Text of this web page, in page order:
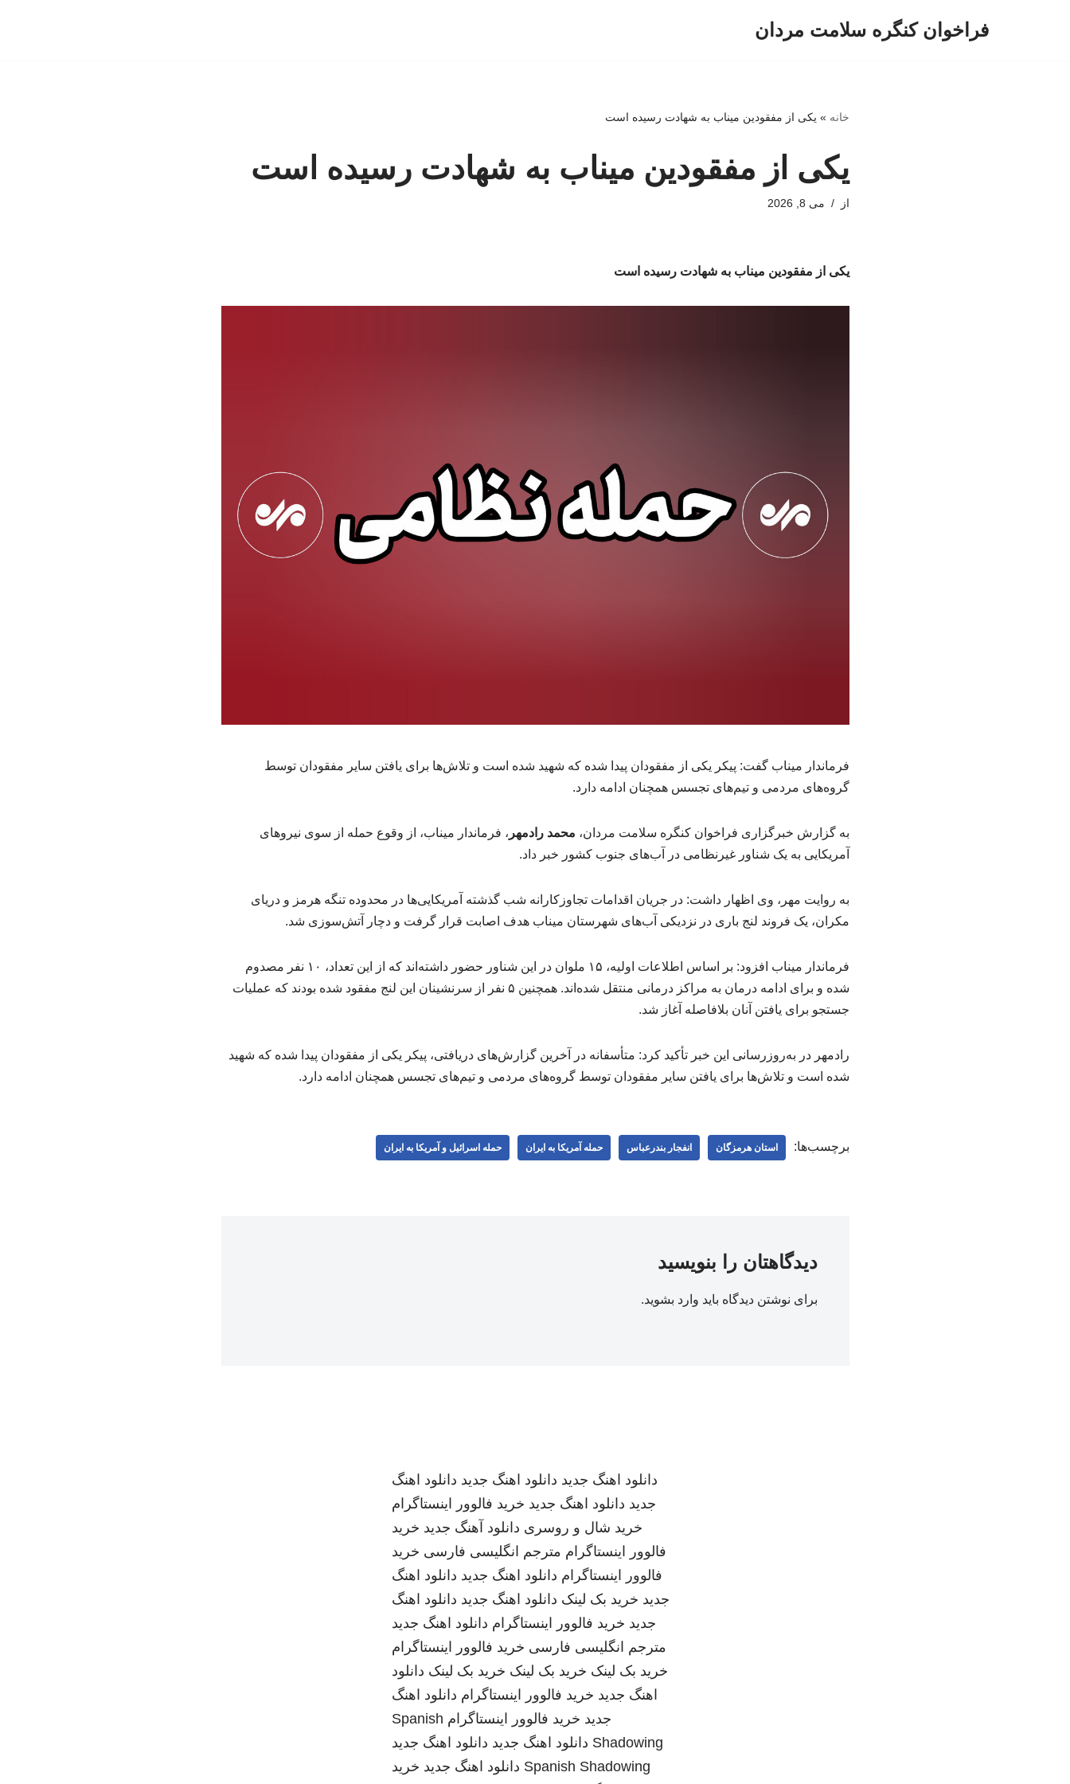
فراخوان کنگره سلامت مردان
خانه » یکی از مفقودین میناب به شهادت رسیده است
یکی از مفقودین میناب به شهادت رسیده است
از می 8, 2026
یکی از مفقودین میناب به شهادت رسیده است
فرماندار میناب گفت: پیکر یکی از مفقودان پیدا شده که شهید شده است و تلاش‌ها برای یافتن سایر مفقودان توسط
گروه‌های مردمی و تیم‌های تجسس همچنان ادامه دارد.
به گزارش خبرگزاری فراخوان کنگره سلامت مردان، محمد رادمهر ، فرماندار میناب، از وقوع حمله از سوی نیروهای
آمریکایی به یک شناور غیرنظامی در آب‌های جنوب کشور خبر داد.
به روایت مهر، وی اظهار داشت: در جریان اقدامات تجاوزکارانه شب گذشته آمریکایی‌ها در محدوده تنگه هرمز و دریای
مکران، یک فروند لنج باری در نزدیکی آب‌های شهرستان میناب هدف اصابت قرار گرفت و دچار آتش‌سوزی شد.
فرماندار میناب افزود: بر اساس اطلاعات اولیه، ۱۵ ملوان در این شناور حضور داشته‌اند که از این تعداد، ۱۰ نفر مصدوم
شده و برای ادامه درمان به مراکز درمانی منتقل شده‌اند. همچنین ۵ نفر از سرنشینان این لنج مفقود شده بودند که عملیات
جستجو برای یافتن آنان بلافاصله آغاز شد.
رادمهر در به‌روزرسانی این خبر تأکید کرد: متأسفانه در آخرین گزارش‌های دریافتی، پیکر یکی از مفقودان پیدا شده که شهید
شده است و تلاش‌ها برای یافتن سایر مفقودان توسط گروه‌های مردمی و تیم‌های تجسس همچنان ادامه دارد.
برچسب‌ها: استان هرمزگان انفجار بندرعباس حمله آمریکا به ایران حمله اسرائیل و آمریکا به ایران
دیدگاهتان را بنویسید
برای نوشتن دیدگاه باید وارد بشوید.
دانلود اهنگ جدید دانلود اهنگ جدید دانلود اهنگ
جدید دانلود اهنگ جدید خرید فالوور اینستاگرام
خرید شال و روسری دانلود آهنگ جدید خرید
فالوور اینستاگرام مترجم انگلیسی فارسی خرید
فالوور اینستاگرام دانلود اهنگ جدید دانلود اهنگ
جدید خرید بک لینک دانلود اهنگ جدید دانلود اهنگ
جدید خرید فالوور اینستاگرام دانلود اهنگ جدید
مترجم انگلیسی فارسی خرید فالوور اینستاگرام
خرید بک لینک خرید بک لینک خرید بک لینک دانلود
اهنگ جدید خرید فالوور اینستاگرام دانلود اهنگ
جدید خرید فالوور اینستاگرام Spanish
Shadowing دانلود اهنگ جدید دانلود اهنگ جدید
Spanish Shadowing دانلود اهنگ جدید خرید